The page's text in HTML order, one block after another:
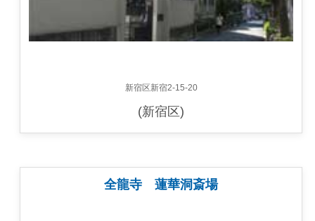
新宿区新宿2-15-20
(新宿区)
全龍寺 蓮華洞斎場